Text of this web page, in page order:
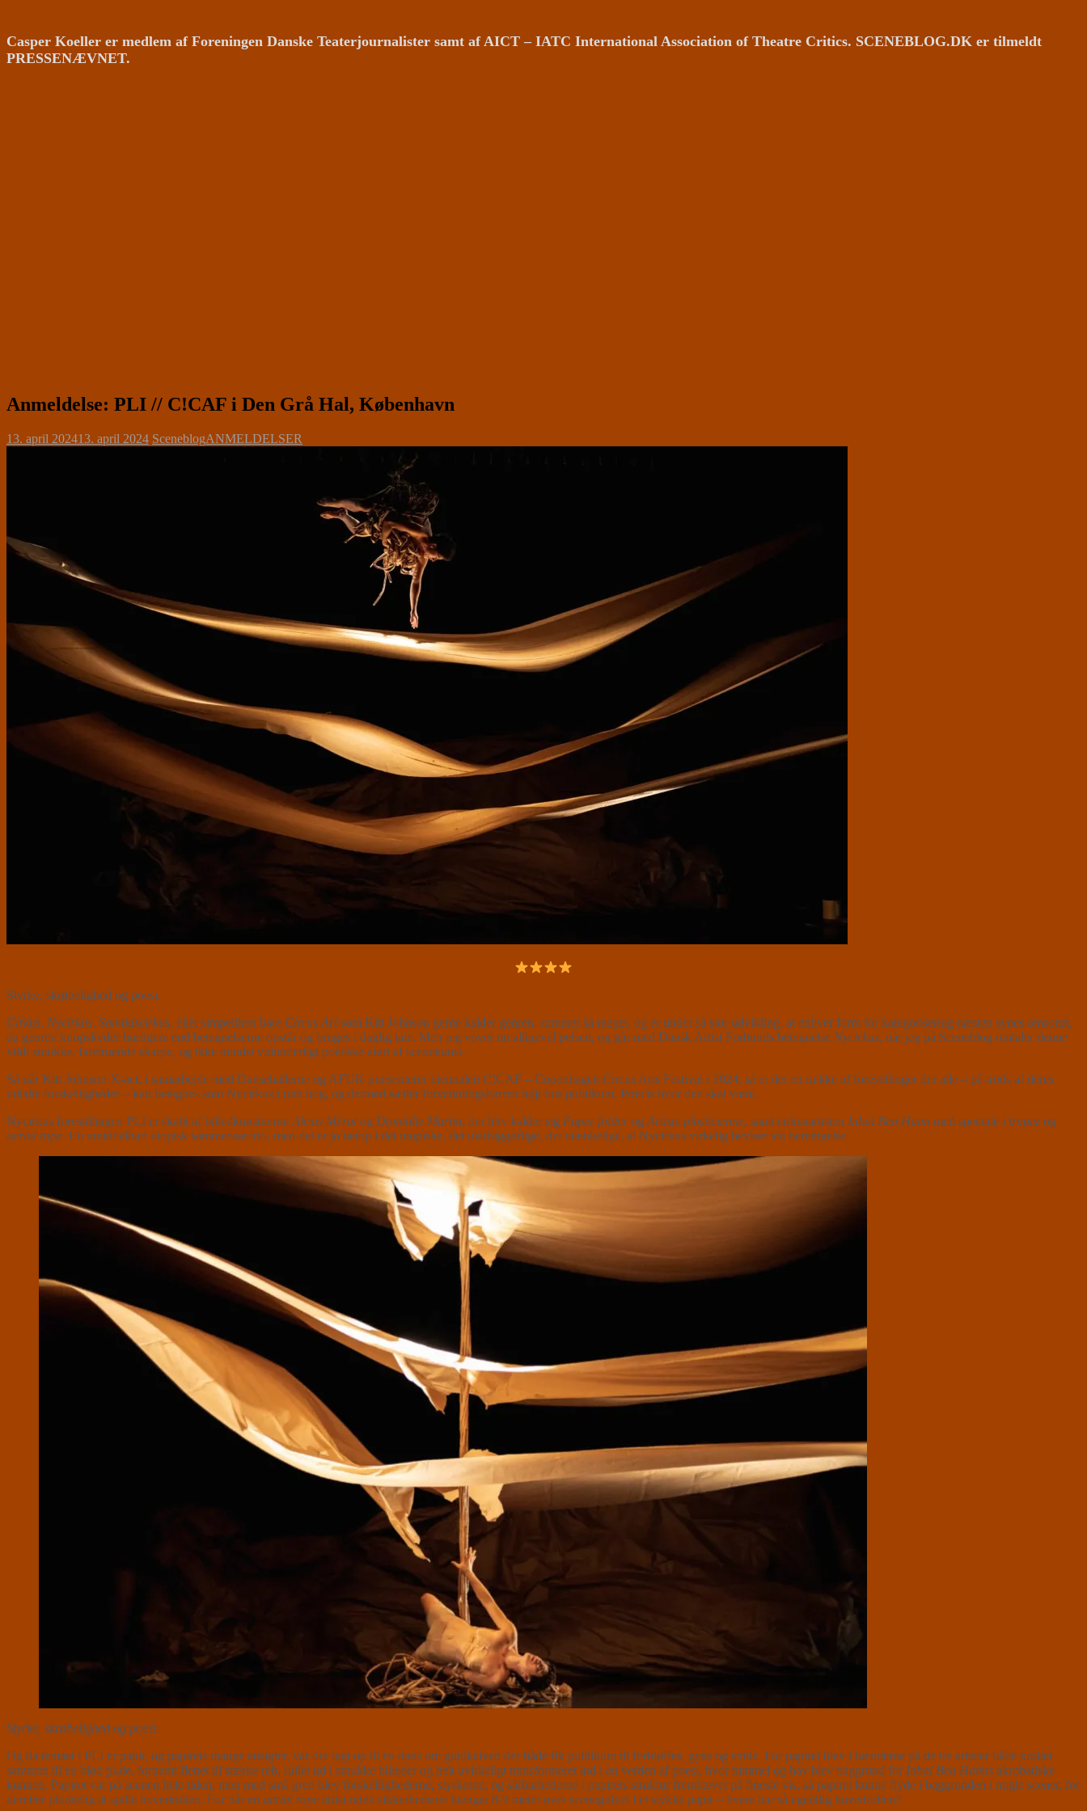
Casper Koeller er medlem af Foreningen Danske Teaterjournalister samt af AICT – IATC International Association of Theatre Critics. SCENEBLOG.DK er tilmeldt
PRESSENÆVNET.
Anmeldelse: PLI // C!CAF i Den Grå Hal, København
13. april 202413. april 2024 SceneblogANMELDELSER
Styrke, skrøbelighed og poesi.
Cirkus, Nycirkus, Samtidscirkus, eller simpelthen bare Circus Artsom Kitt Johnson gerne kalder genren, rummer så meget, og er under så stor udvikling, at enhver form for kategorisering næsten synes omsonst,
da genren knopskyder hurtigere end betegnelserne opstår og bruges i daglig tale. Men jeg vover nu alligevel pelsen, og går med Dansk Artist Forbunds betegnelse Nycirkus, når jeg på Sceneblog omtaler denne
vildt smukke, faretruende skarpe, og ikke mindst vidunderligt poetiske afart af scenekunst.
Så når Kitt Johnson X-act, i samarbejde med Dansehallerne og AFUK præsenterer biennalen C!CAF – Copenhagen Circus Arts Festival i 2024, så er det en række af forestillinger der alle – på trods af deres
udtalte forskelligheder – kan betegnes som Nycirkus i min bog, og dermed sætter forventningsbarren højt hos publikum. Præcis hvor den skal være.
Nycirkus forestillingen PLI er skabt af billedkunstnerne Alexis Mératog Domitille Martin, der hhv kalder sig Paper folder og Artiste plasticienne, samt cirkusartisten Inbal Ben Haim med speciale i trapez og
aerial rope. En umiddelbart utopisk sammensat trio, men det er jo netop i det utopiske, det uladsiggørlige, det utænkelige, at Nycirkus virkelig beviser sin berettigelse.
Styrke, skrøbelighed og poesi.
Og da temaet i PLI er papir, og papirets mange ansigter, var der lagt op til en dans om guldkalven der både fik publikum til forbløffes, gyse og smile. For papiret blev i hænderne på de tre artister både krøllet
sammen til en blød pude, fornemt flettet til stærke reb, rullet ud i smukke billeder og helt uvirkeligt transformeret ind i en verden af poesi, hvor himmel og hav blev baggrund for Inbal Ben Haims akrobatiske
kunnen. Papiret var på scenen hele tiden, men med små greb blev forskellighederne, styrkerne, og sårbarhederne i papirets struktur fremhævet på fineste vis, så papiret kunne flyde i baggrunden i nogle scener, for
derefter pludselig at spille hovedrollen. For når en aerial rope artist uden sikkerhedsnet hænger 8-9 meter over scenegulvet i et stykke papir – hvem har så egentlig hovedrollen?